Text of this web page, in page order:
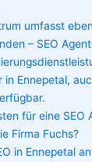
umfasst
– SEO
in Ennepetal,
für eine SEO
Firma Fuchs?
in Ennepetal